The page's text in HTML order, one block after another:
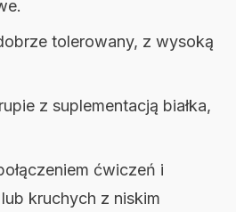
tolerowany, z wysoką
z suplementacją białka,
ćwiczeń i
kruchych z niskim